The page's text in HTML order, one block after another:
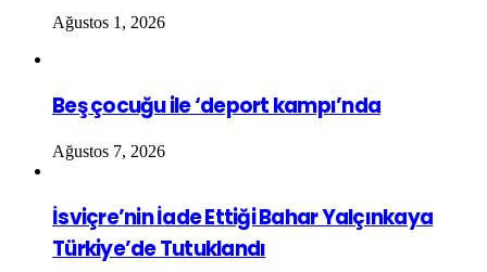
Ağustos 1, 2026
Beş çocuğu ile ‘deport kampı’nda
Ağustos 7, 2026
İsviçre’nin İade Ettiği Bahar Yalçınkaya
Türkiye’de Tutuklandı